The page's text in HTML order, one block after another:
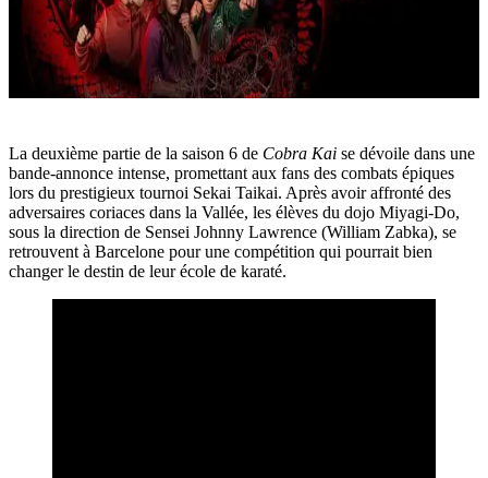
La deuxième partie de la saison 6 de Cobra Kai se dévoile dans une
bande-annonce intense, promettant aux fans des combats épiques
lors du prestigieux tournoi Sekai Taikai. Après avoir affronté des
adversaires coriaces dans la Vallée, les élèves du dojo Miyagi-Do,
sous la direction de Sensei Johnny Lawrence (William Zabka), se
retrouvent à Barcelone pour une compétition qui pourrait bien
changer le destin de leur école de karaté.